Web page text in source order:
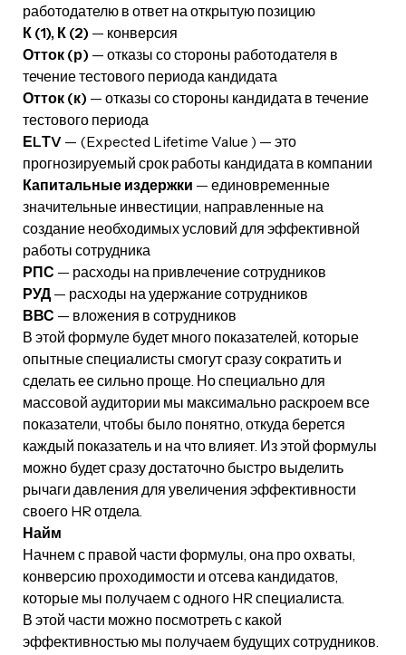
работодателю в ответ на открытую позицию
К (1), К (2) — конверсия
Отток (р) — отказы со стороны работодателя в
течение тестового периода кандидата
Отток (к) — отказы со стороны кандидата в течение
тестового периода
ЕLТV — (Expected Lifetime Value ) — это
прогнозируемый срок работы кандидата в компании
Капитальные издержки — единовременные
значительные инвестиции, направленные на
создание необходимых условий для эффективной
работы сотрудника
РПС — расходы на привлечение сотрудников
РУД— расходы на удержание сотрудников
ВВС — вложения в сотрудников
В этой формуле будет много показателей, которые
опытные специалисты смогут сразу сократить и
сделать ее сильно проще. Но специально для
массовой аудитории мы максимально раскроем все
показатели, чтобы было понятно, откуда берется
каждый показатель и на что влияет. Из этой формулы
можно будет сразу достаточно быстро выделить
рычаги давления для увеличения эффективности
своего HR отдела.
Найм
Начнем с правой части формулы, она про охваты,
конверсию проходимости и отсева кандидатов,
которые мы получаем с одного HR специалиста.
В этой части можно посмотреть с какой
эффективностью мы получаем будущих сотрудников.